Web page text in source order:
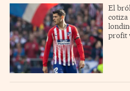
El
cotiza
profit